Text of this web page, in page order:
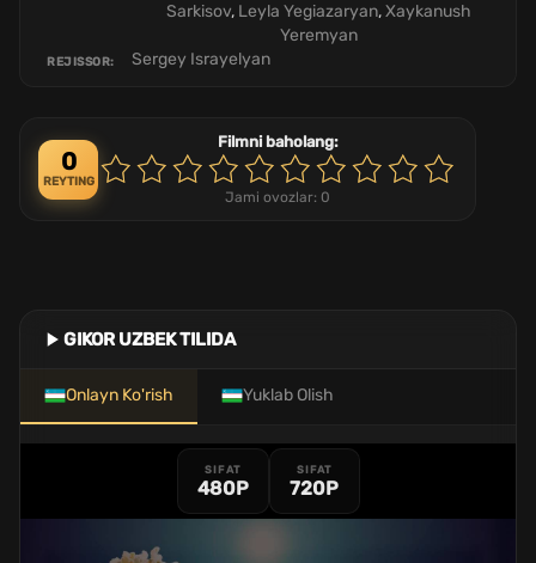
Sarkisov, Leyla Yegiazaryan,Xaykanush
Yeremyan
REJISSOR: Sergey Israyelyan
0
REYTING
Filmni baholang:
Jami ovozlar: 0
GIKOR UZBEK TILIDA
Onlayn Ko'rish Yuklab Olish
SIFAT
480P
SIFAT
720P